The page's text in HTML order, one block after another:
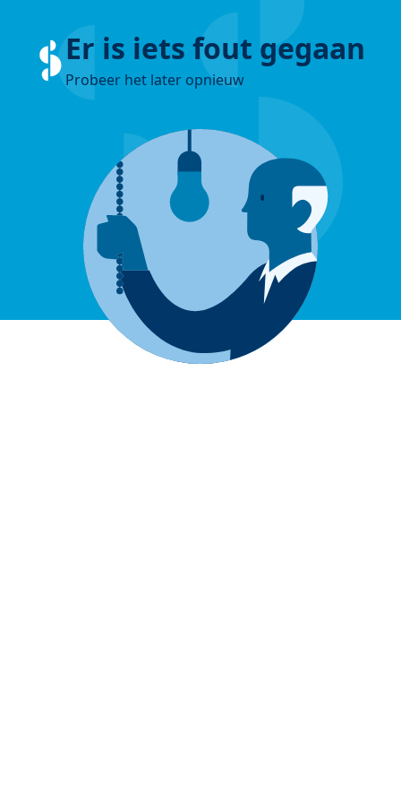
Er is iets fout gegaan
Probeer het later opnieuw